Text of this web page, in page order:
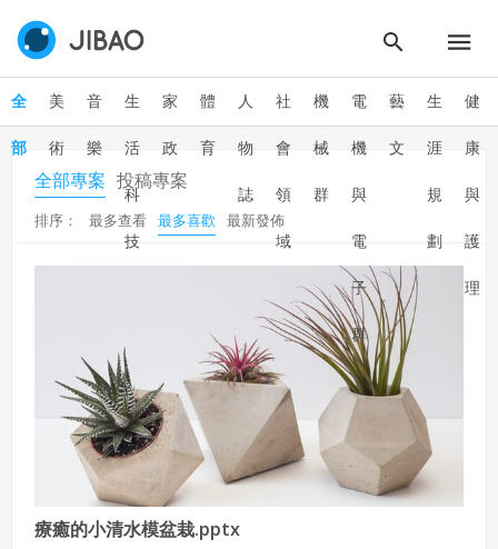
全
部
美
術
音
樂
生
活
科
技
家
政
體
育
人
物
誌
社
會
領
域
機
械
群
電
機
與
電
子
群
藝
文
生
涯
規
劃
健
康
與
護
理
全部專案 投稿專案
排序： 最多查看 最多喜歡 最新發佈
療癒的小清水模盆栽.pptx